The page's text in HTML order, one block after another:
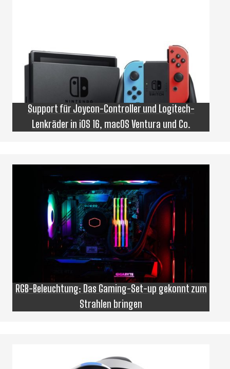
Support für Joycon-Controller und Logitech-
Lenkräder in iOS 16, macOS Ventura und Co.
RGB-Beleuchtung: Das Gaming-Set-up gekonnt zum
Strahlen bringen